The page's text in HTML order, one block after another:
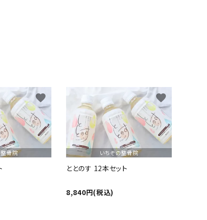
整骨院
favorite
いちぞの整骨院
ととのす 12本セット
8,840円(税込)
favorite